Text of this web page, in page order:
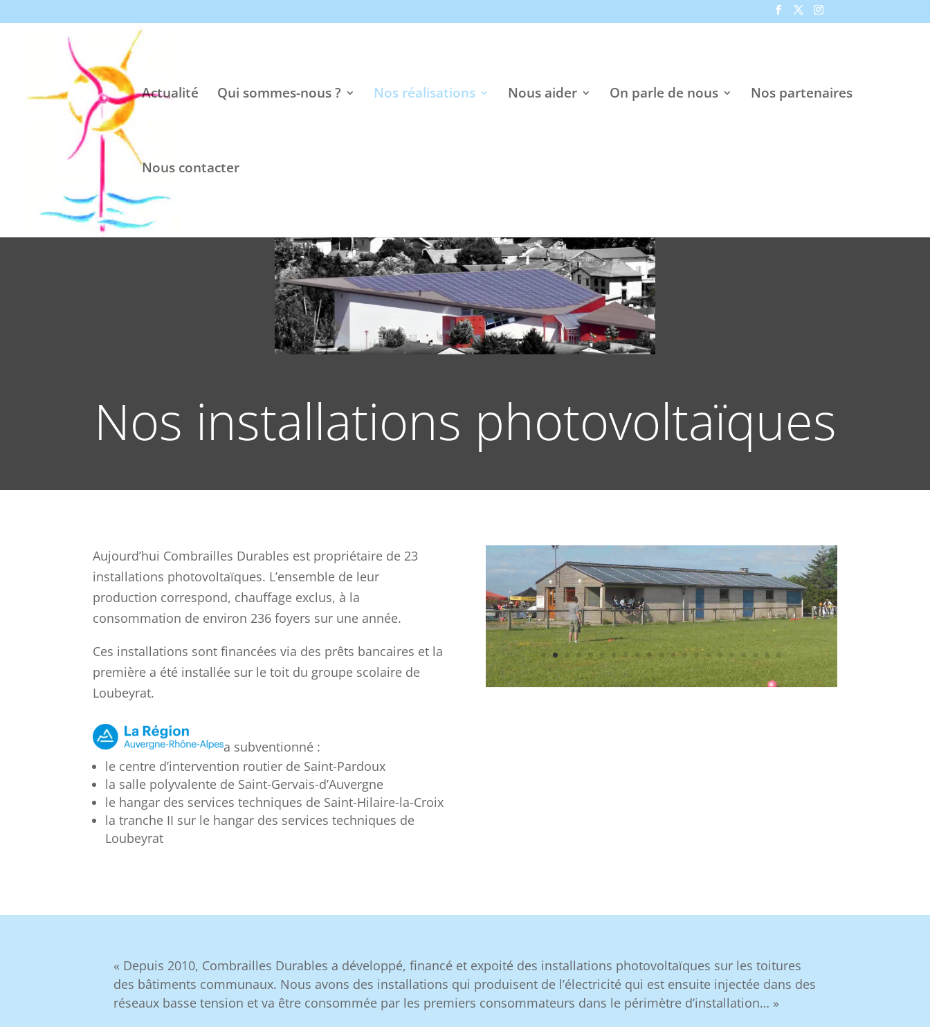
Actualité Qui sommes-nous ? Nos réalisations Nous aider On parle de nous Nos partenaires
Nous contacter
Nos installations photovoltaïques
Aujourd’hui Combrailles Durables est propriétaire de 23
installations photovoltaïques. L’ensemble de leur
production correspond, chauffage exclus, à la
consommation de environ 236 foyers sur une année.
Ces installations sont financées via des prêts bancaires et la
première a été installée sur le toit du groupe scolaire de
Loubeyrat.
a subventionné :
le centre d’intervention routier de Saint-Pardoux
la salle polyvalente de Saint-Gervais-d’Auvergne
le hangar des services techniques de Saint-Hilaire-la-Croix
la tranche II sur le hangar des services techniques de
Loubeyrat
« Depuis 2010, Combrailles Durables a développé, financé et expoité des installations photovoltaïques sur les toitures
des bâtiments communaux. Nous avons des installations qui produisent de l’électricité qui est ensuite injectée dans des
réseaux basse tension et va être consommée par les premiers consommateurs dans le périmètre d’installation… »